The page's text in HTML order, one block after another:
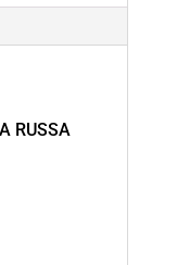
RUSSA